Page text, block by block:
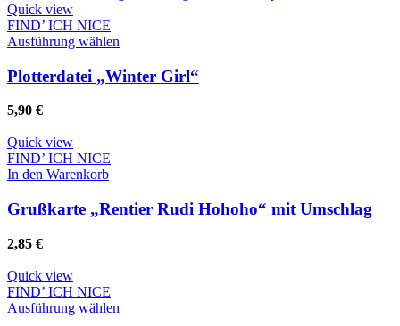
Quick view
FIND’ ICH NICE
Ausführung wählen
weist
mehrere
der
Produktseite
Plotterdatei „Winter Girl“
5,90 €
Quick view
FIND’ ICH NICE
In den Warenkorb
Grußkarte „Rentier Rudi Hohoho“ mit Umschlag
2,85 €
Quick view
FIND’ ICH NICE
Ausführung wählen